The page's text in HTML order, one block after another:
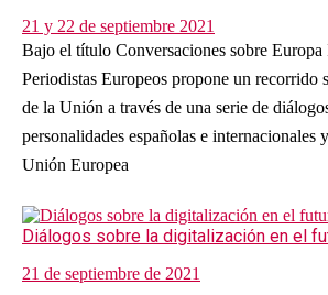
21 y 22 de septiembre 2021
Bajo el título Conversaciones sobre
Periodistas Europeos propone un recorrido
de la Unión a través de una serie de
personalidades españolas e internacionales
Unión Europea
Diálogos sobre la digitalización en el
21 de septiembre de 2021